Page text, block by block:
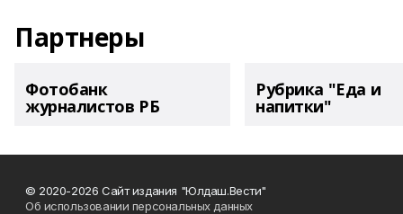
Партнеры
Фотобанк
журналистов РБ
Рубрика "Еда и
напитки"
© 2020-2026 Сайт издания "Юлдаш.Вести"
Об использовании персональных данных